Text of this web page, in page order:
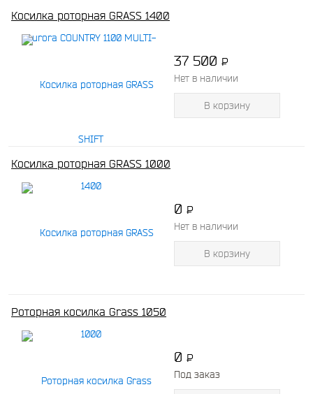
Косилка роторная GRASS 1400
37 500 P
-
Нет в наличии
В корзину
Косилка роторная GRASS 1000
0 P
-
Нет в наличии
В корзину
Роторная косилка Grass 1050
0 P
-
Под заказ